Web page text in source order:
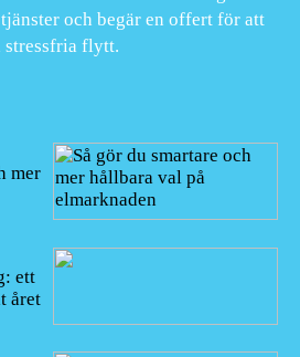
och begär en offert för att
stressfria flytt.
mer
ett
året